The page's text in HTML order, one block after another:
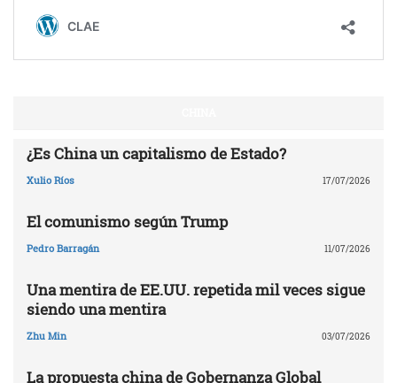
¿Es China un capitalismo de Estado?
Xulio Ríos 17/07/2026
El comunismo según Trump
Pedro Barragán 11/07/2026
Una mentira de EE.UU. repetida mil veces sigue
siendo una mentira
Zhu Min 03/07/2026
La propuesta china de Gobernanza Global